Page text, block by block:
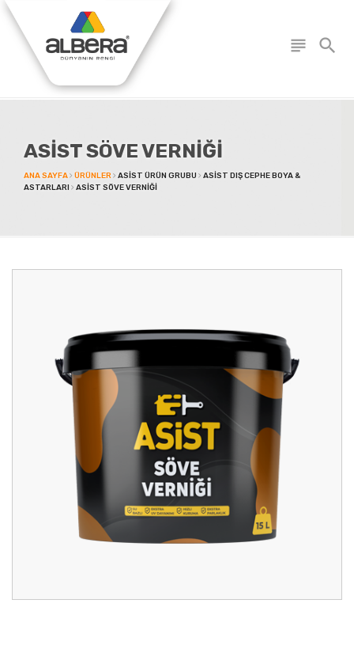
subject search
ASİST SÖVE VERNİĞİ
ANA SAYFA ÜRÜNLER ASIST ÜRÜN GRUBU
ASIST DIŞ CEPHE BOYA &
ASTARLARI
ASİST SÖVE VERNİĞİ